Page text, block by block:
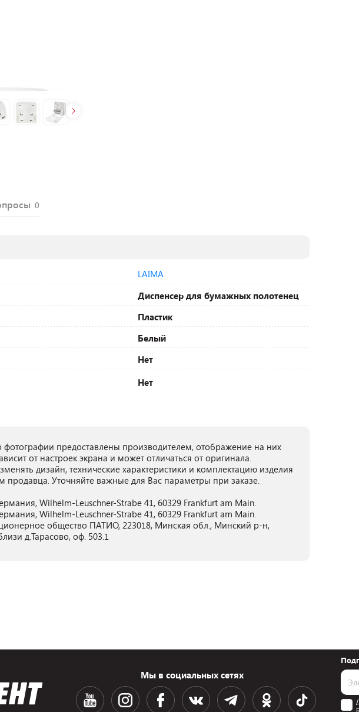
0
LAIMA
Диспенсер для бумажных полотенец
Пластик
Белый
Нет
Нет
предоставлены производителем, отображение на них
от настроек экрана и может отличаться от оригинала.
дизайн, технические характеристики и комплектацию изделия
продавца. Уточняйте важные для Вас параметры при заказе.
Wilhelm-Leuschner-Strabe 41, 60329 Frankfurt am Main.
Wilhelm-Leuschner-Strabe 41, 60329 Frankfurt am Main.
общество ПАТИО, 223018, Минская обл., Минский р-н,
д.Тарасово, оф. 503.1
Мы в социальных сетях